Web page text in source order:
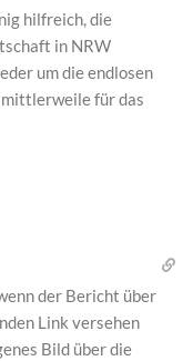
hilfreich, die
in NRW
um die endlosen
mittlerweile für das
der Bericht über
Link versehen
Bild über die